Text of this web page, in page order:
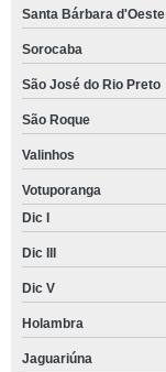
Santa Bárbara d'Oeste
Sorocaba
São José do Rio Preto
São Roque
Valinhos
Votuporanga
Dic I
Dic III
Dic V
Holambra
Jaguariúna